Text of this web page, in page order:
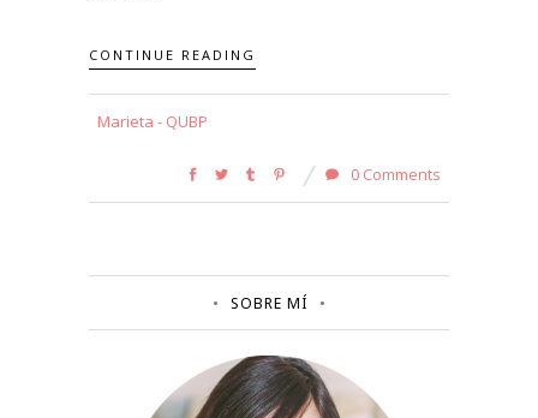
CONTINUE READING
Marieta - QUBP
0 Comments
SOBRE MÍ